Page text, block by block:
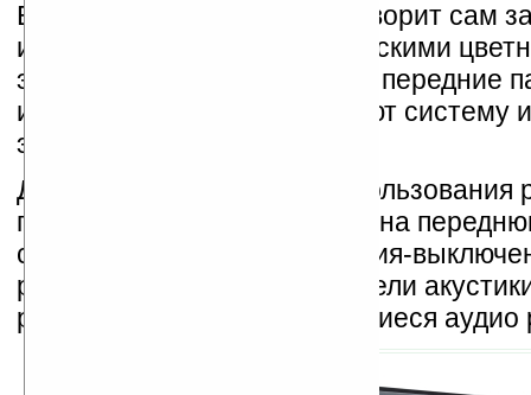
Внешний вид Avante M30 говорит сам
изящен и не обременен броскими
элементами. Лакированные передние
и сабвуфера облагораживают систему
элегантности.
Для большего удобства использования
громкости и баса вынесены на
сабвуфера. Кнопка включения-
расположена на задней панели
располагаются и все имеющиеся